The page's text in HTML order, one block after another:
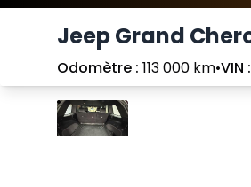
Jeep Grand
Odomètre : 113 000 km•VIN :
Arrêter